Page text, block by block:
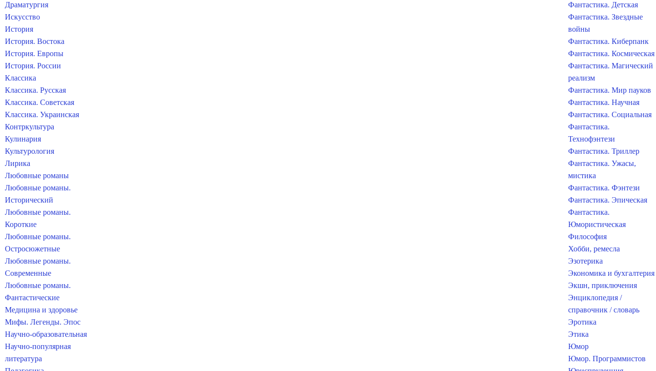
Драматургия
Искусство
История
История. Востока
История. Европы
История. России
Классика
Классика. Русская
Классика. Советская
Классика. Украинская
Контркультура
Кулинария
Культурология
Лирика
Любовные романы
Любовные романы.
Исторический
Любовные романы.
Короткие
Любовные романы.
Остросюжетные
Любовные романы.
Современные
Любовные романы.
Фантастические
Медицина и здоровье
Мифы. Легенды. Эпос
Научно-образовательная
Научно-популярная
литература
Фантастика. Детская
Фантастика. Звездные
войны
Фантастика. Киберпанк
Фантастика. Космическая
Фантастика. Магический
реализм
Фантастика. Мир пауков
Фантастика. Научная
Фантастика. Социальная
Фантастика.
Технофэнтези
Фантастика. Триллер
Фантастика. Ужасы,
мистика
Фантастика. Фэнтези
Фантастика. Эпическая
Фантастика.
Юмористическая
Философия
Хобби, ремесла
Эзотерика
Экономика и бухгалтерия
Экшн, приключения
Энциклопедия /
справочник / словарь
Эротика
Этика
Юмор
Юмор. Программистов